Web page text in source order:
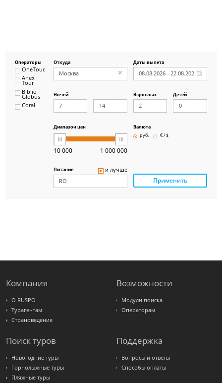
Операторы
OneTouch&Travel
Anex
Tour
Biblio
Globus
Coral
Интурист
Откуда Даты вылета
Ночей Взрослых Детей
Диапазон цен
10 000 1 000 000
Валюта
руб.
€ / $
Питание и лучше
Применить
Компания
О RUSPO
Турагентам
Страноведение
Возможности
Модули поиска
Операторам
Поиск туров
Новогодние туры
Горнолыжные туры
Пляжные туры
Поддержка
Вопросы и ответы
Способы оплаты